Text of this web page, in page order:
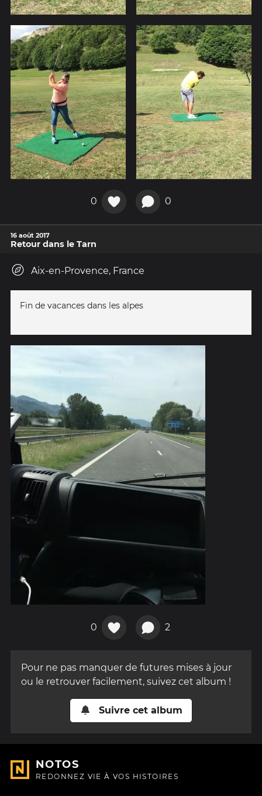
0 0
16 août 2017
Retour dans le Tarn
Aix-en-Provence, France
Fin de vacances dans les alpes
0 2
Pour ne pas manquer de futures mises à jour
ou le retrouver facilement, suivez cet album !
Suivre cet album
NOTOS
REDONNEZ VIE À VOS HISTOIRES